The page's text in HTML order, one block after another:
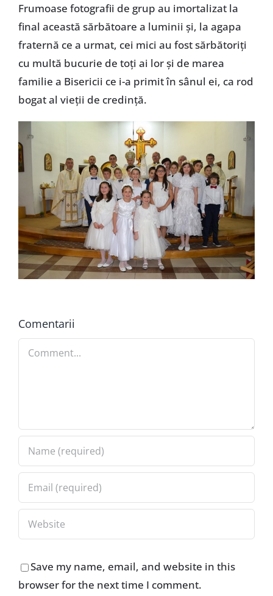
Frumoase fotografii de grup au imortalizat la
final această sărbătoare a luminii și, la agapa
fraternă ce a urmat, cei mici au fost sărbătoriți
cu multă bucurie de toți ai lor și de marea
familie a Bisericii ce i-a primit în sânul ei, ca rod
bogat al vieții de credință.
Comentarii
Comment
Save my name, email, and website in this
browser for the next time I comment.